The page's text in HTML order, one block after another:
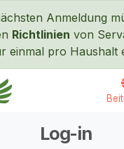
Direkt
Anmeldung
Richtlinien von
einmal pro Haushalt
Log-in